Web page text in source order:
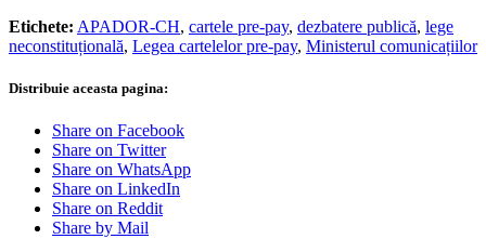
Etichete: APADOR-CH, cartele pre-pay, dezbatere publică, lege
neconstituțională, Legea cartelelor pre-pay, Ministerul comunicațiilor
Distribuie aceasta pagina:
Share on Facebook
Share on Twitter
Share on WhatsApp
Share on LinkedIn
Share on Reddit
Share by Mail